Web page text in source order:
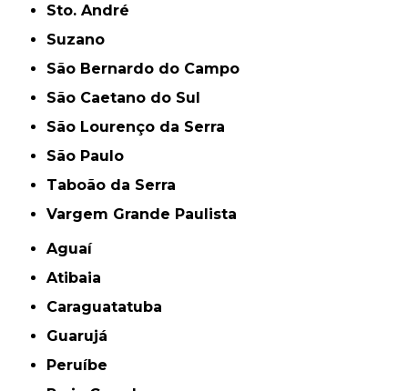
Sto. André
Suzano
São Bernardo do Campo
São Caetano do Sul
São Lourenço da Serra
São Paulo
Taboão da Serra
Vargem Grande Paulista
Aguaí
Atibaia
Caraguatatuba
Guarujá
Peruíbe